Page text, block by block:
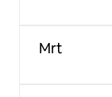
Mrt